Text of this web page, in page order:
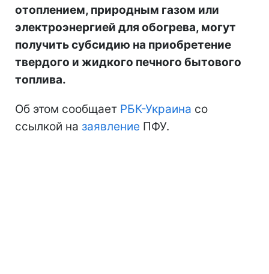
отоплением, природным газом или
электроэнергией для обогрева, могут
получить субсидию на приобретение
твердого и жидкого печного бытового
топлива.
Об этом сообщает РБК-Украина со
ссылкой на заявление ПФУ.